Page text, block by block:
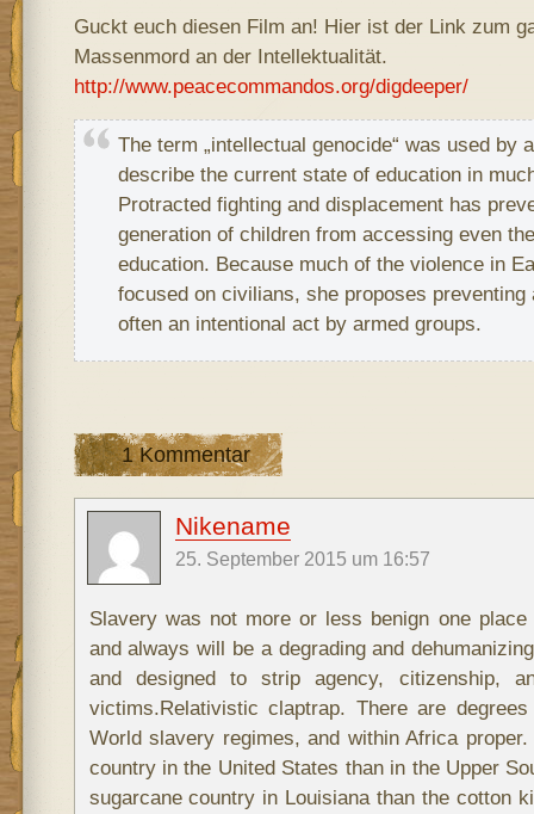
Guckt euch diesen Film an! Hier ist der Link zum
Massenmord an der Intellektualität.
http://www.peacecommandos.org/digdeeper/
The term „intellectual genocide“ was used by
describe the current state of education in
Protracted fighting and displacement has
generation of children from accessing even
education. Because much of the violence in
focused on civilians, she proposes
often an intentional act by armed groups.
1 Kommentar
Nikename
25. September 2015 um 16:57
Slavery was not more or less benign one
and always will be a degrading and
and designed to strip agency, citizenship,
victims.Relativistic claptrap. There are
World slavery regimes, and within Africa
country in the United States than in the Upper
sugarcane country in Louisiana than the cotton